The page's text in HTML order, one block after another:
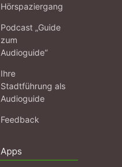
Hörspaziergang
Podcast „Guide
zum
Audioguide“
Ihre
Stadtführung als
Audioguide
Feedback
Apps